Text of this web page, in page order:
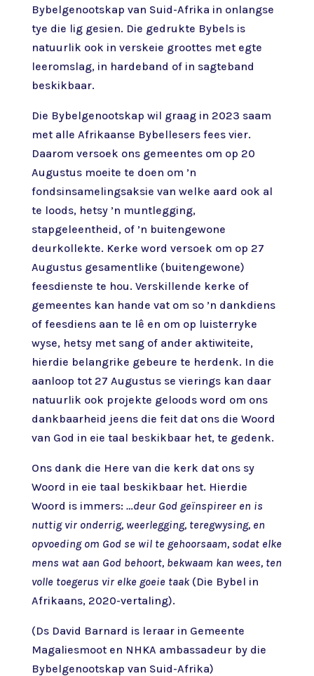
Bybelgenootskap van Suid-Afrika in onlangse
tye die lig gesien. Die gedrukte Bybels is
natuurlik ook in verskeie groottes met egte
leeromslag, in hardeband of in sagteband
beskikbaar.
Die Bybelgenootskap wil graag in 2023 saam
met alle Afrikaanse Bybellesers fees vier.
Daarom versoek ons gemeentes om op 20
Augustus moeite te doen om ’n
fondsinsamelingsaksie van welke aard ook al
te loods, hetsy ’n muntlegging,
stapgeleentheid, of ’n buitengewone
deurkollekte. Kerke word versoek om op 27
Augustus gesamentlike (buitengewone)
feesdienste te hou. Verskillende kerke of
gemeentes kan hande vat om so ’n dankdiens
of feesdiens aan te lê en om op luisterryke
wyse, hetsy met sang of ander aktiwiteite,
hierdie belangrike gebeure te herdenk. In die
aanloop tot 27 Augustus se vierings kan daar
natuurlik ook projekte geloods word om ons
dankbaarheid jeens die feit dat ons die Woord
van God in eie taal beskikbaar het, te gedenk.
Ons dank die Here van die kerk dat ons sy
Woord in eie taal beskikbaar het. Hierdie
Woord is immers: …deur God geïnspireer en is
nuttig vir onderrig, weerlegging, teregwysing, en
opvoeding om God se wil te gehoorsaam, sodat elke
mens wat aan God behoort, bekwaam kan wees, ten
volle toegerus vir elke goeie taak(Die Bybel in
Afrikaans, 2020-vertaling).
(Ds David Barnard is leraar in Gemeente
Magaliesmoot en NHKA ambassadeur by die
Bybelgenootskap van Suid-Afrika)